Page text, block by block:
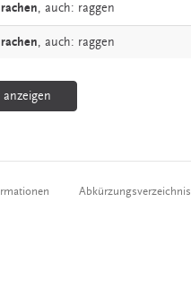
rachen, auch: raggen
rachen, auch: raggen
Abkürzungsverzeichnis